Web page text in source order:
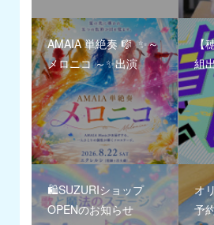
AMAIA 単絶奏 🎼 ✨～
メロニコ ～✨出演
【
組
🛍️SUZURIショップ
OPENのお知らせ
オ
予